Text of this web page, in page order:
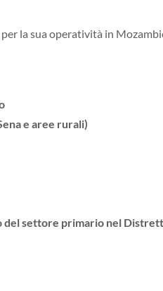
la sua operatività in
e aree rurali)
settore primario nel